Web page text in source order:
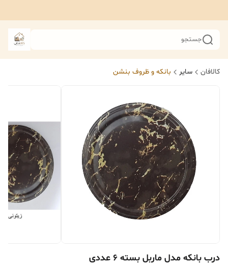
جستجو
کالافان سایر بانکه و ظروف بنشن
درب بانکه مدل ماربل بسته 6 عددی